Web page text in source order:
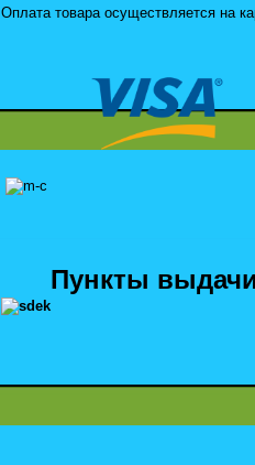
Оплата товара осуществляется на
Пункты